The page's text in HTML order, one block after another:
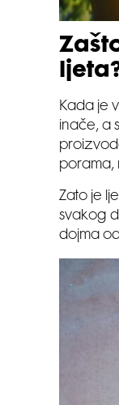
Kada je
inače, a
porama,
Zato je
svakog
dojma